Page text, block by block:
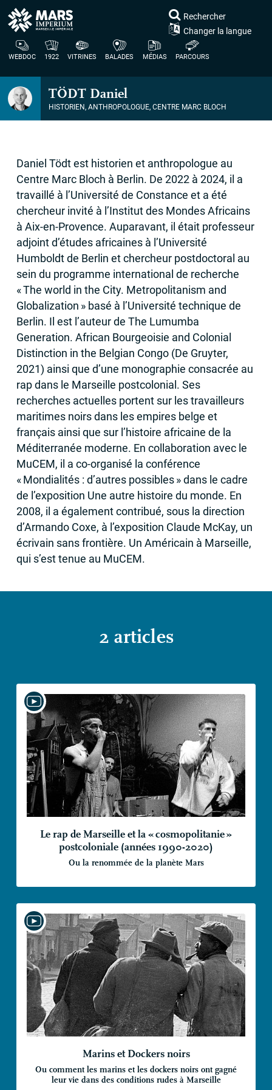
WEBDOC 1922 VITRINES BALADES MÉDIAS PARCOURS
Rechercher
Changer la langue
TÖDT Daniel
HISTORIEN, ANTHROPOLOGUE, CENTRE MARC BLOCH
Daniel Tödt est historien et anthropologue au
Centre Marc Bloch à Berlin. De 2022 à 2024, il a
travaillé à l’Université de Constance et a été
chercheur invité à l’Institut des Mondes Africains
à Aix-en-Provence. Auparavant, il était professeur
adjoint d’études africaines à l’Université
Humboldt de Berlin et chercheur postdoctoral au
sein du programme international de recherche
«The world in the City. Metropolitanism and
Globalization » basé à l’Université technique de
Berlin. Il est l’auteur de The Lumumba
Generation. African Bourgeoisie and Colonial
Distinction in the Belgian Congo (De Gruyter,
2021) ainsi que d’une monographie consacrée au
rap dans le Marseille postcolonial. Ses
recherches actuelles portent sur les travailleurs
maritimes noirs dans les empires belge et
français ainsi que sur l’histoire africaine de la
Méditerranée moderne. En collaboration avec le
MuCEM, il a co-organisé la conférence
« Mondialités : d’autres possibles » dans le cadre
de l’exposition Une autre histoire du monde. En
2008, il a également contribué, sous la direction
d’Armando Coxe, à l’exposition Claude McKay, un
écrivain sans frontière. Un Américain à Marseille,
qui s’est tenue au MuCEM.
2 articles
Le rap de Marseille et la «cosmopolitanie»
postcoloniale (années 1990-2020)
Ou la renommée de la planète Mars
Marins et Dockers noirs
Ou comment les marins et les dockers noirs ont gagné
leur vie dans des conditions rudes à Marseille